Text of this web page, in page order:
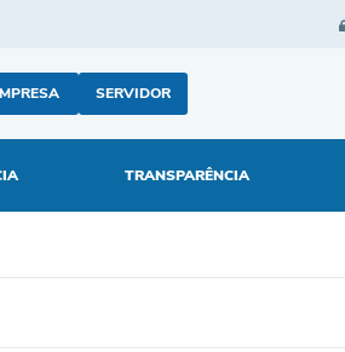
SERVIDOR
TRANSPARÊNCIA